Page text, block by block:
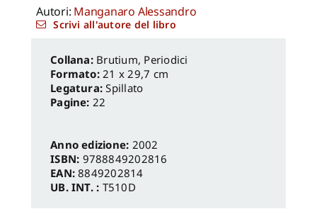
Autori: Manganaro Alessandro
Scrivi all'autore del libro
Brutium, Periodici
Formato:21 x 29,7 cm
Legatura:Spillato
Pagine: 22
Anno edizione: 2002
ISBN: 9788849202816
EAN:8849202814
UB. INT. : T510D